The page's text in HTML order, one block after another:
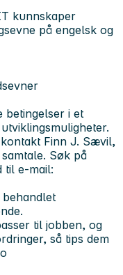
kunnskaper
på engelsk og
betingelser i et
Finn J. Sævil,
Søk på
til e-mail:
til jobben, og
så tips dem